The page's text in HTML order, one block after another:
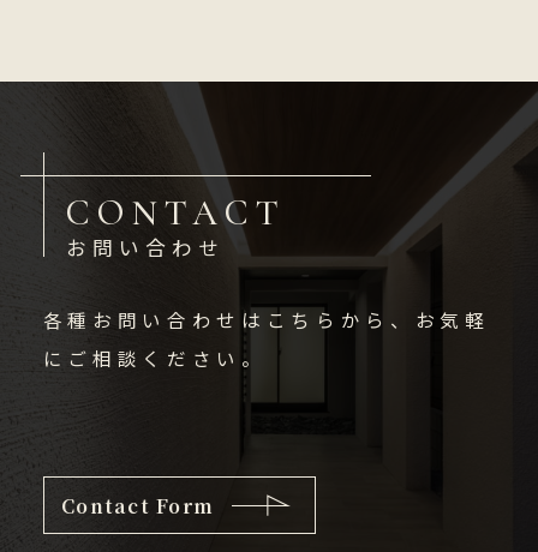
CONTACT
お問い合わせ
各種お問い合わせはこちらから、お気軽
にご相談ください。
Contact Form